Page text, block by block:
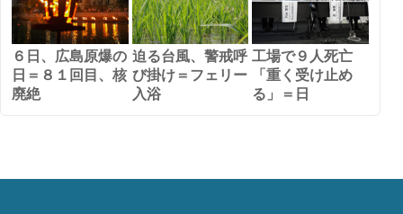
６日、広島原爆の
日＝８１回目、核
廃絶
迫る台風、警戒呼
び掛け＝フェリー
入浴
工場で９人死亡
「重く受け止め
る」＝日